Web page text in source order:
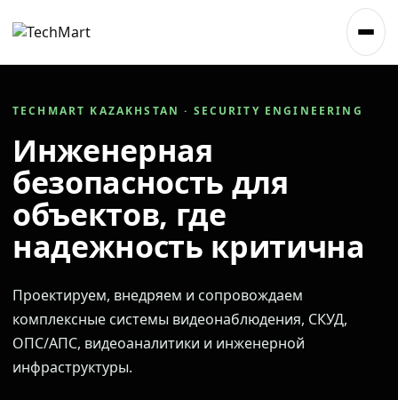
TECHMART KAZAKHSTAN · SECURITY ENGINEERING
Инженерная
безопасность для
объектов, где
надежность критична
Проектируем, внедряем и сопровождаем
комплексные системы видеонаблюдения, СКУД,
ОПС/АПС, видеоаналитики и инженерной
инфраструктуры.